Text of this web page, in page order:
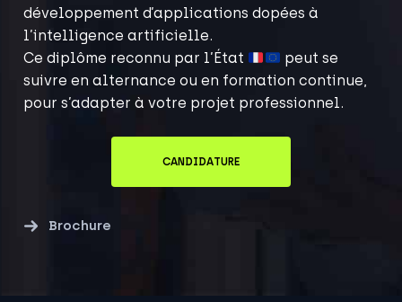
développement d’applications dopées à
l’intelligence artificielle.
Cediplôme reconnu par l’État
peut se
suivre en alternance ou en formation continue,
pour s’adapter à votre projet professionnel.
CANDIDATURE
Brochure